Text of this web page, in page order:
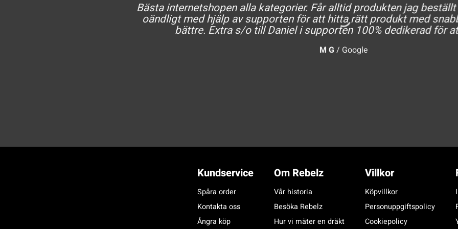
Bästa internetshopen alla kategorier. Får alltid produkten jag
oändligt med hjälp av supporten för att hitta rätt produkt med
bättre. Extra s/o till Daniel i supporten 100% dedikerad för
M G / Google
Kundservice
Spåra order
Kontakta oss
Ångra köp
Om Rebelz
Vår historia
Besöka Rebelz
Hur vi mäter en dräkt
Villkor
Köpvillkor
Personuppgiftspolicy
Cookiepolicy